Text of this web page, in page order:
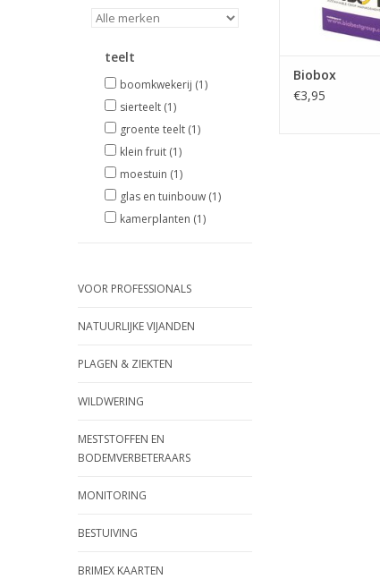
teelt
boomkwekerij (1)
sierteelt (1)
groente teelt (1)
klein fruit (1)
moestuin (1)
glas en tuinbouw (1)
kamerplanten (1)
VOOR PROFESSIONALS
NATUURLIJKE VIJANDEN
PLAGEN & ZIEKTEN
WILDWERING
MESTSTOFFEN EN
BODEMVERBETERAARS
MONITORING
BESTUIVING
BRIMEX KAARTEN
Biobox
€3,95